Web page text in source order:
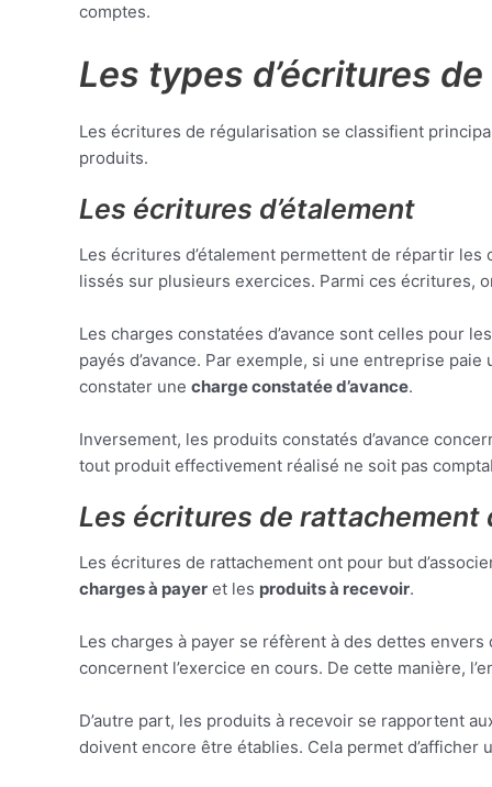
comptes.
Les types d’écritures
Les écritures de régularisation se classifient
produits.
Les écritures d’étalement
Les écritures d’étalement permettent de répartir
lissés sur plusieurs exercices. Parmi ces écritures,
Les charges constatées d’avance sont celles pour
payés d’avance. Par exemple, si une entreprise
constater une charge constatée d’avance.
Inversement, les produits constatés d’avance
tout produit effectivement réalisé ne soit pas
Les écritures de
Les écritures de rattachement ont pour but
charges à payer et les produits à recevoir.
Les charges à payer se réfèrent à des dettes
concernent l’exercice en cours. De cette manière,
D’autre part, les produits à recevoir se rapportent
doivent encore être établies. Cela permet d’afficher